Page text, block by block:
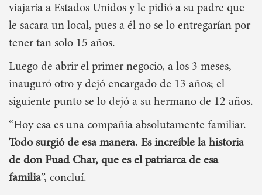
viajaría a Estados Unidos y le pidió a su padre que
le sacara un local, pues a él no se lo entregarían por
tener tan solo 15 años.
Luego de abrir el primer negocio, a los 3 meses,
inauguró otro y dejó encargado de 13 años; el
siguiente punto se lo dejó a su hermano de 12 años.
“Hoy esa es una compañía absolutamente familiar.
Todo surgió de esa manera. Es increíble la historia
de don Fuad Char, que es el patriarca de esa
familia”, concluí.